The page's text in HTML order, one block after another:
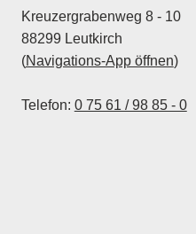
Kreuzergrabenweg 8 - 10
88299 Leutkirch
(Navigations-App öffnen)
Telefon: 0 75 61 / 98 85 - 0